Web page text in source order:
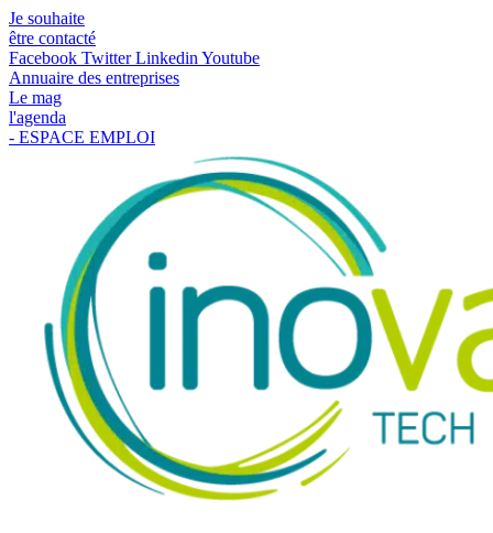
Je souhaite
être contacté
Facebook Twitter Linkedin Youtube
Annuaire des entreprises
Le mag
l'agenda
- ESPACE EMPLOI